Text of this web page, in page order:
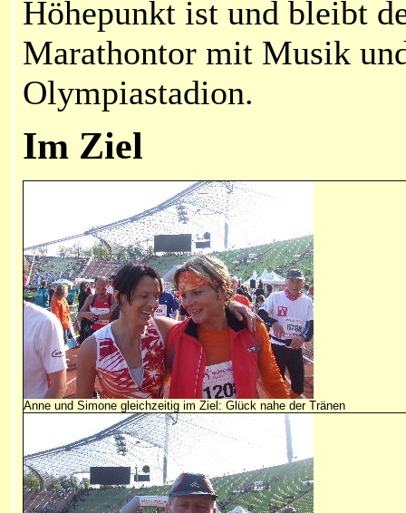
Höhepunkt ist und bleibt
Marathontor mit Musik
Olympiastadion.
Im Ziel
Anne und Simone gleichzeitig im Ziel: Glück nahe der Tränen